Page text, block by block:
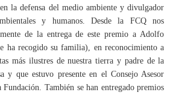
la defensa del medio ambiente y divulgador
y humanos. Desde la FCQ nos
de la entrega de este premio a Adolfo
ha recogido su familia), en reconocimiento a
más ilustres de nuestra tierra y padre de la
y que estuvo presente en el Consejo Asesor
También se han entregado premios